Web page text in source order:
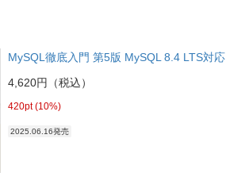
MySQL徹底入門 第5版 MySQL 8.4 LTS対応
4,620円（税込）
420pt (10%)
2025.06.16発売